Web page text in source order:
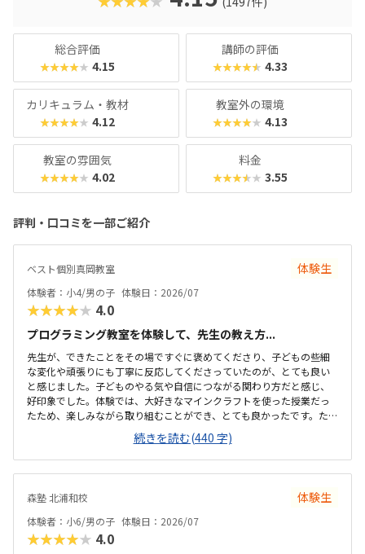
い」と思わず勉強に取り組めるでしょう。学習結果は通信簿
総合評価
★★★★★ 4.15
講師の評価
★★★★★ 4.33
カリキュラム・教材
★★★★★ 4.12
教室外の環境
★★★★★ 4.13
教室の雰囲気
★★★★★ 4.02
料金
★★★★★ 3.55
評判・口コミを一部ご紹介
ベスト個別真岡教室 体験生
体験者：小4/男の子 体験日：2026/07
★★★★★ 4.0
プログラミング教室を体験して、先生の教え方...
先生が、できたことをその場ですぐに褒めてくださり、子どもの些細
な変化や頑張りにも丁寧に反応してくださっていたのが、とても良い
と感じました。子どものやる気や自信につながる関わり方だと感じ、
好印象でした。体験では、大好きなマインクラフトを使った授業だっ
たため、楽しみながら取り組むことができ、とても良かったです。た
だ、今後もずっとマインクラフトを使った内容ではないと伺ったの
で、その後も興味を持って取り組めるかどうかは少し気になる点でし
た。教室は自宅から15分ほどの距離にあり、通いやすいと感じまし
た。また、駐車場もあるため、送り迎えもしやすく、安心して通わせ
ているわけではありませんが、壁などで視線が分散しにくい工夫がさ
れており、集中しやすい雰囲気だと感じました。月4回（1回50分）で
約12,000円という料金は、我が家にとってはや...
続きを読む(440 字)
森塾 北浦和校 体験生
体験者：小6/男の子 体験日：2026/07
★★★★★ 4.0